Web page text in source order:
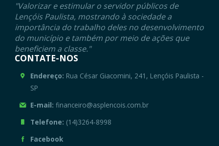
"Valorizar e estimular o servidor públicos de
Lençóis Paulista, mostrando à sociedade a
importância do trabalho deles no desenvolvimento
do município e também por meio de ações que
beneficiem a classe."
CONTATE-NOS
Endereço: Rua César Giacomini, 241, Lençóis Paulista -
SP
E-mail: financeiro@asplencois.com.br
Telefone: (14)3264-8998
Facebook